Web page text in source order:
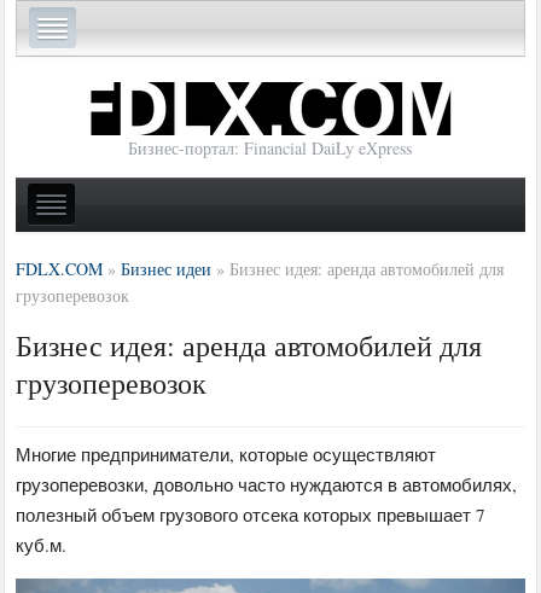
Бизнес-портал: Financial DaiLy eXpress
FDLX.COM »Бизнес идеи » Бизнес идея: аренда автомобилей для
грузоперевозок
Бизнес идея: аренда автомобилей для
грузоперевозок
Многие предприниматели, которые осуществляют
грузоперевозки, довольно часто нуждаются в автомобилях,
полезный объем грузового отсека которых превышает 7
куб.м.